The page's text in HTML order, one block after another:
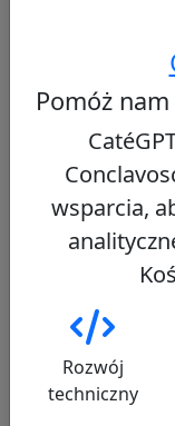
został
Wagę
biskupieji
Troskę o
peryferie
rozwijaną
Dzisiejsza
symbole, jakimi
Pomóż
wsparcia,
Rozwój
techniczny